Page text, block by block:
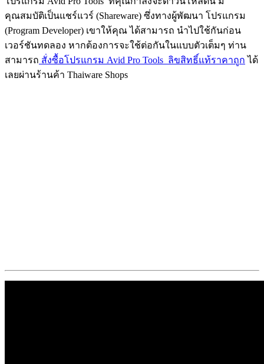
คุณสมบัติเป็นแชร์แวร์ (Shareware) ซึ่งทางผู้พัฒนา โปรแกรม
(Program Developer) เขาให้คุณ ได้สามารถ นำไปใช้กันก่อน
เวอร์ชันทดลอง หากต้องการจะใช้ต่อกันในแบบตัวเต็มๆ ท่าน
สามารถ สั่งซื้อโปรแกรม Avid Pro Tools ลิขสิทธิ์แท้ราคาถูก ได้
เลยผ่านร้านค้า Thaiware Shops